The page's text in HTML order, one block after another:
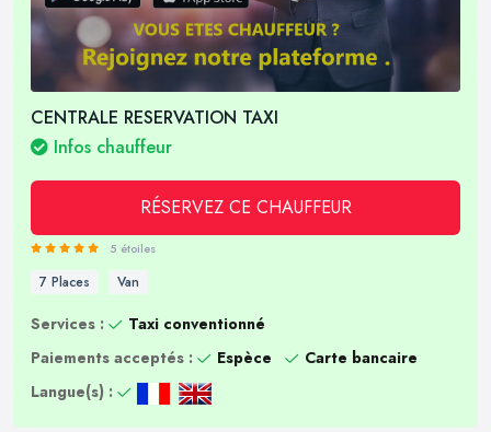
CENTRALE RESERVATION TAXI
Infos chauffeur
RÉSERVEZ CE CHAUFFEUR
5 étoiles
7 Places Van
Services :
Taxi conventionné
Paiements acceptés :
Espèce
Carte bancaire
Langue(s) :